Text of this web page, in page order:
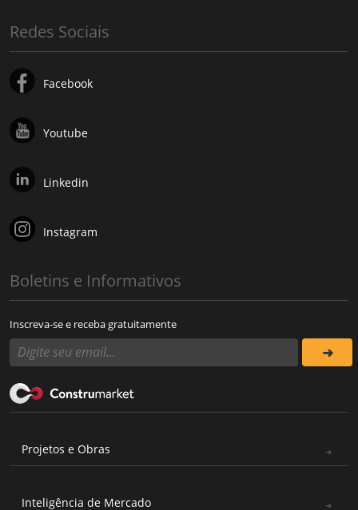
Redes Sociais
Facebook
Youtube
Linkedin
Instagram
Boletins e Informativos
Inscreva-se e receba gratuitamente
Projetos e Obras
Inteligência de Mercado